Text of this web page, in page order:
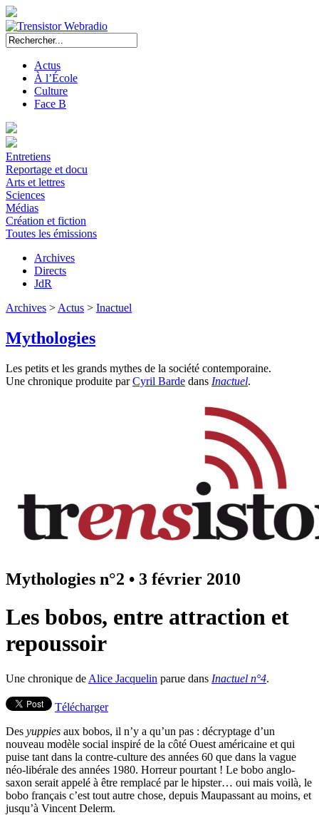
Actus
À l’École
Culture
Face B
Entretiens
Reportage et docu
Arts et lettres
Sciences
Médias
Création et fiction
Toutes les émissions
Archives
Directs
JdR
Archives > Actus > Inactuel
Mythologies
Les petits et les grands mythes de la société contemporaine.
Une chronique produite parCyril Barde dans Inactuel.
Mythologies n°2 • 3 février 2010
Les bobos, entre attraction et
repoussoir
Une chronique de Alice Jacquelin parue dans Inactuel n°4.
Télécharger
Des yuppies aux bobos, il n’y a qu’un pas : décryptage d’un
nouveau modèle social inspiré de la côté Ouest américaine et qui
puise tant dans la contre-culture des années 60 que dans la vague
néo-libérale des années 1980. Horreur pourtant ! Le bobo anglo-
saxon serait appelé à être remplacé par le hipster… oui mais voilà, le
bobo français c’est tout autre chose, depuis Maupassant au moins, et
jusqu’à Vincent Delerm.